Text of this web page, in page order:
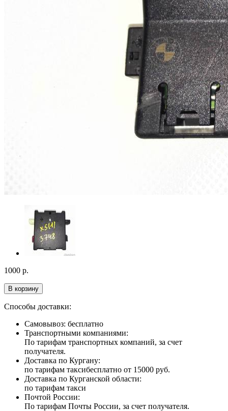
1000 р.
В корзину
Способы доставки:
Самовывоз: бесплатно
Транспортными компаниями:
По тарифам транспортных компаний, за счет
получателя.
Доставка по Кургану:
по тарифам таксибесплатно от 15000 руб.
Доставка по Курганской области:
по тарифам такси
Почтой России:
По тарифам Почты России, за счет получателя.